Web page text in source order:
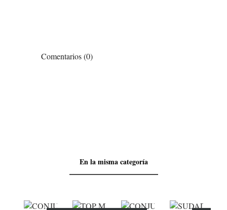
Comentarios (0)
En la misma categoría